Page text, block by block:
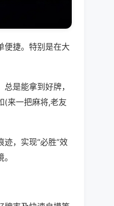
便捷。特别是在大
是能拿到好牌，
(来一把麻将,老友
，实现“必胜”效